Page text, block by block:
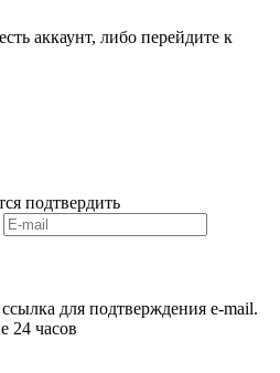
аккаунт, либо перейдите к
подтвердить
для подтверждения e-mail.
24 часов